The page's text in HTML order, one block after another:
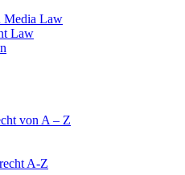
Media Law
Law
von A – Z
A-Z